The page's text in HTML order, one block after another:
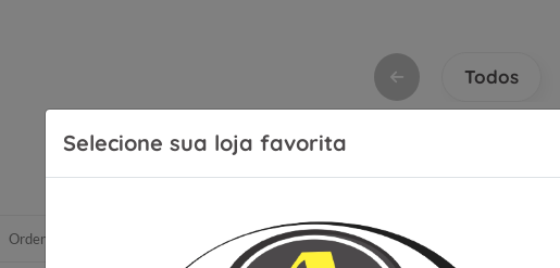
Selecione sua loja favorita
Todos
Ordenar por: